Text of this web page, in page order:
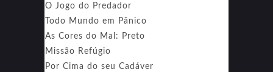
O Jogo do Predador
Todo Mundo em Pânico
As Cores do Mal: Preto
Missão Refúgio
Por Cima do seu Cadáver